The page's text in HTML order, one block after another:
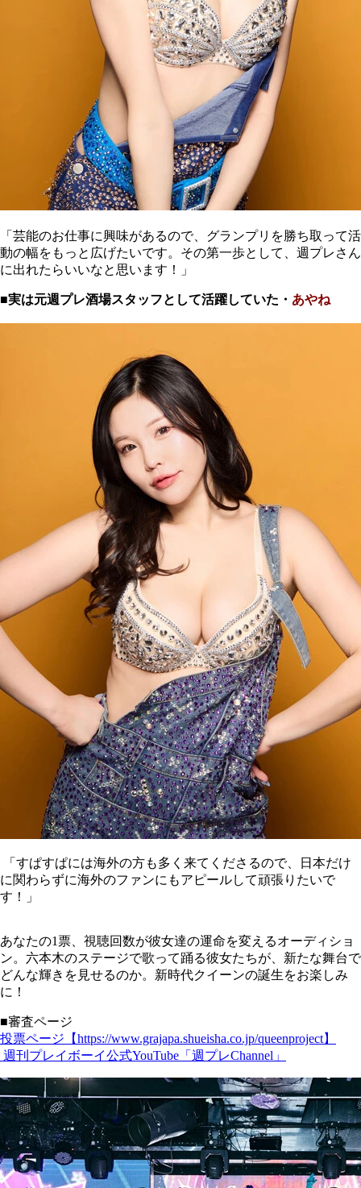
「芸能のお仕事に興味があるので、グランプリを勝ち取って活
動の幅をもっと広げたいです。その第一歩として、週プレさん
に出れたらいいなと思います！」
■実は元週プレ酒場スタッフとして活躍していた・ あやね
「すぱすぱには海外の方も多く来てくださるので、日本だけ
に関わらずに海外のファンにもアピールして頑張りたいで
す！」
あなたの1票、視聴回数が彼女達の運命を変えるオーディショ
ン。六本木のステージで歌って踊る彼女たちが、新たな舞台で
どんな輝きを見せるのか。新時代クイーンの誕生をお楽しみ
に！
■審査ページ
投票ページ【https://www.grajapa.shueisha.co.jp/queenproject】
週刊プレイボーイ公式YouTube「週プレChannel」